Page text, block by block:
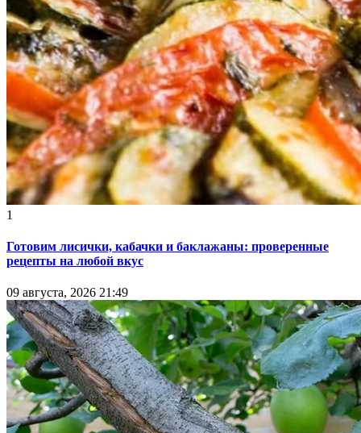
1
Готовим лисички, кабачки и баклажаны: проверенные
рецепты на любой вкус
09 августа, 2026 21:49